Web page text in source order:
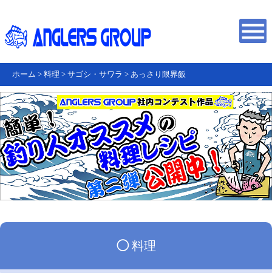
ホーム > 料理 > サゴシ・サワラ > あっさり限界飯
◯料理